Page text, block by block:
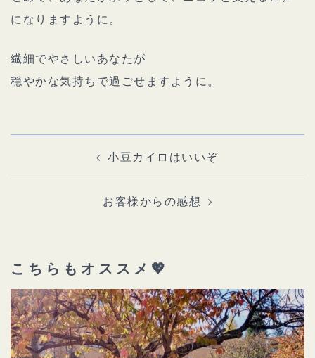
になりますように。
繊細でやさしいあなたが
穏やかな気持ちで過ごせますように。
投
ー
小豆カイロはいいぞ
お客様からの感想
こちらもオススメ💖